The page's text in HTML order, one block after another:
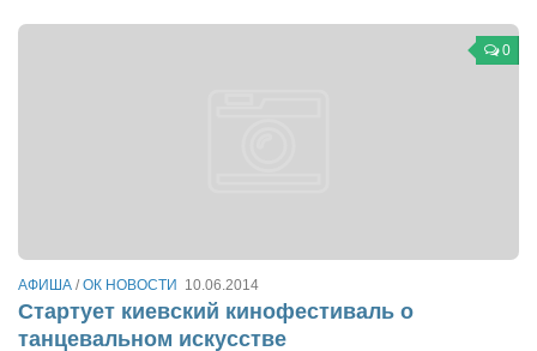
Римма Миленкова
Он и Она
0
АФИША /ОК НОВОСТИ 10.06.2014
Стартует киевский кинофестиваль о
танцевальном искусстве